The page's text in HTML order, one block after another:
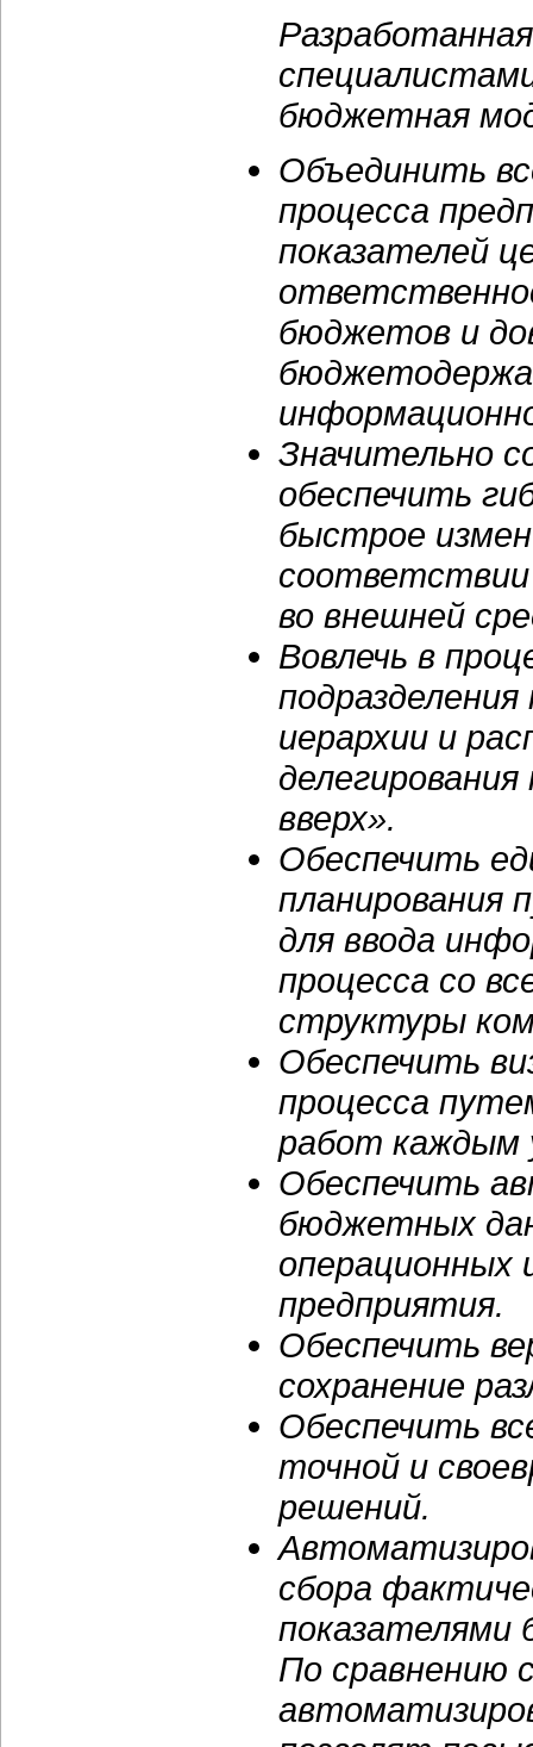
бюджетная
Объединить
процесса
показателей
бюджетов и
Значительно
обеспечить
быстрое
соответствии
во внешней
Вовлечь в
иерархии и
вверх».
Обеспечить
планирования
для ввода
процесса со
структуры
Обеспечить
процесса
работ каждым
Обеспечить
бюджетных
предприятия.
Обеспечить
сохранение
Обеспечить
точной и
решений.
сбора
По сравнению